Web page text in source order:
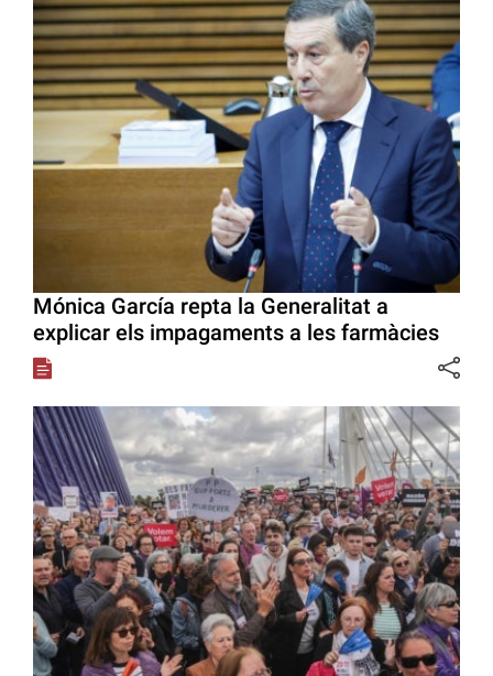
Mónica García repta la Generalitat a
explicar els impagaments a les farmàcies